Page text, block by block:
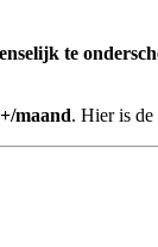
te
maand. Hier is de